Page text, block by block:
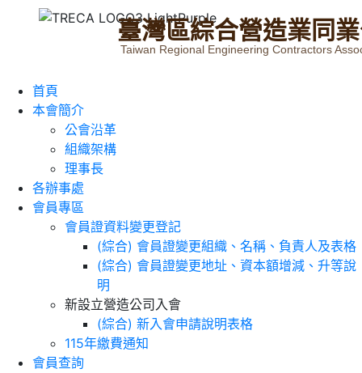
臺灣區綜合營造業同業
Taiwan Regional Engineering Contractors
首頁
本會簡介
公會沿革
組織架構
理事長
各辦事處
會員專區
會員證資料變更登記
(綜合) 會員證變更組織、名稱、負責人及表格
(綜合) 會員證變更地址、資本額增減、升等說
明
新設立營造公司入會
(綜合) 新入會申請說明表格
115年繳費通知
會員查詢